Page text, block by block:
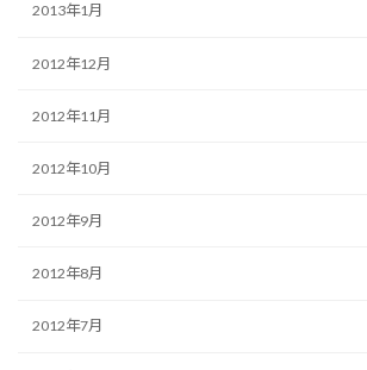
2013年1月
2012年12月
2012年11月
2012年10月
2012年9月
2012年8月
2012年7月